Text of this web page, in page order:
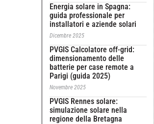
Energia solare in Spagna:
guida professionale per
installatori e aziende solari
Dicembre 2025
PVGIS Calcolatore off-grid:
dimensionamento delle
batterie per case remote a
Parigi (guida 2025)
Novembre 2025
PVGIS Rennes solare:
simulazione solare nella
regione della Bretagna